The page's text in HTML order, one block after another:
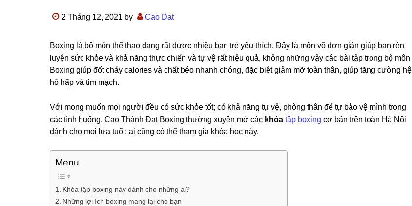
2 Tháng 12, 2021 by Cao Dat
Boxing là bộ môn thể thao đang rất được nhiều bạn trẻ yêu thích. Đây là môn võ đơn giản giúp bạn rèn
luyện sức khỏe và khả năng thực chiến và tự vệ rất hiệu quả, không những vậy các bài tập trong bộ môn
Boxing giúp đốt cháy calories và chất béo nhanh chóng, đặc biệt giảm mỡ toàn thân, giúp tăng cường hệ
hô hấp và tim mạch.
Với mong muốn mọi người đều có sức khỏe tốt; có khả năng tự vệ, phòng thân để tự bảo vệ mình trong
các tình huống. Cao Thành Đạt Boxing thường xuyên mở các khóa tập boxing cơ bản trên toàn Hà Nội
dành cho mọi lứa tuổi; ai cũng có thể tham gia khóa học này.
Menu
Khóa tập boxing này dành cho những ai?
Những lợi ích boxing mang lại cho bạn